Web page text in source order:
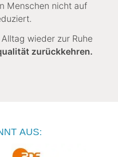
Menschen nicht auf
wieder zur Ruhe
zurückkehren.
AUS: